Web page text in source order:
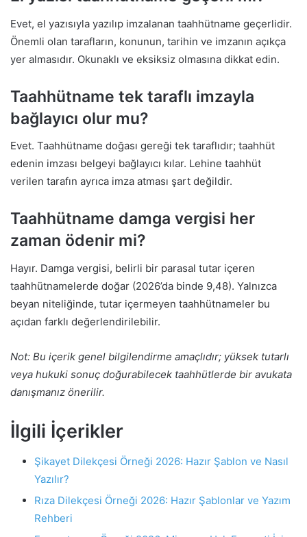
Evet, el yazısıyla yazılıp imzalanan taahhütname geçerlidir.
Önemli olan tarafların, konunun, tarihin ve imzanın açıkça
yer almasıdır. Okunaklı ve eksiksiz olmasına dikkat edin.
Taahhütname tek taraflı imzayla
bağlayıcı olur mu?
Evet. Taahhütname doğası gereği tek taraflıdır; taahhüt
edenin imzası belgeyi bağlayıcı kılar. Lehine taahhüt
verilen tarafın ayrıca imza atması şart değildir.
Taahhütname damga vergisi her
zaman ödenir mi?
Hayır. Damga vergisi, belirli bir parasal tutar içeren
taahhütnamelerde doğar (2026’da binde 9,48). Yalnızca
beyan niteliğinde, tutar içermeyen taahhütnameler bu
açıdan farklı değerlendirilebilir.
Not: Bu içerik genel bilgilendirme amaçlıdır; yüksek tutarlı
veya hukuki sonuç doğurabilecek taahhütlerde bir avukata
danışmanız önerilir.
İlgili İçerikler
Şikayet Dilekçesi Örneği 2026: Hazır Şablon ve Nasıl
Yazılır?
Rıza Dilekçesi Örneği 2026: Hazır Şablonlar ve Yazım
Rehberi